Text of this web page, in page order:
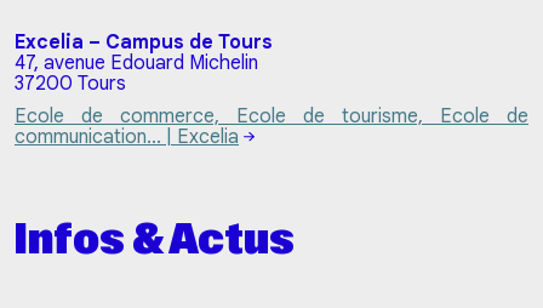
Excelia – Campus de Tours
47, avenue Edouard Michelin
37200 Tours
Ecole de commerce, Ecole de tourisme, Ecole de
communication... | Excelia
Infos & Actus